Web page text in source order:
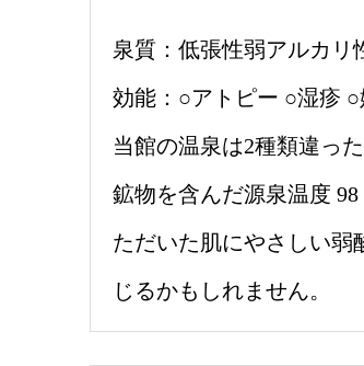
泉質：低張性弱アルカリ
効能：○アトピー ○湿疹
当館の温泉は2種類違っ
鉱物を含んだ源泉温度
ただいた肌にやさしい弱
じるかもしれません。